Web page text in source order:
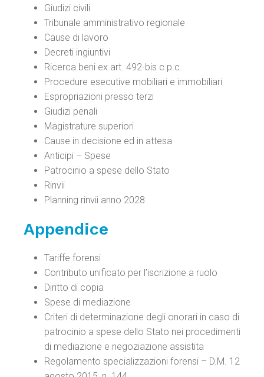
Giudizi civili
Tribunale amministrativo regionale
Cause di lavoro
Decreti ingiuntivi
Ricerca beni ex art. 492-bis c.p.c.
Procedure esecutive mobiliari e immobiliari
Espropriazioni presso terzi
Giudizi penali
Magistrature superiori
Cause in decisione ed in attesa
Anticipi – Spese
Patrocinio a spese dello Stato
Rinvii
Planning rinvii anno 2028
Appendice
Tariffe forensi
Contributo unificato per l’iscrizione a ruolo
Diritto di copia
Spese di mediazione
Criteri di determinazione degli onorari in caso di
patrocinio a spese dello Stato nei procedimenti
di mediazione e negoziazione assistita
Regolamento specializzazioni forensi – D.M. 12